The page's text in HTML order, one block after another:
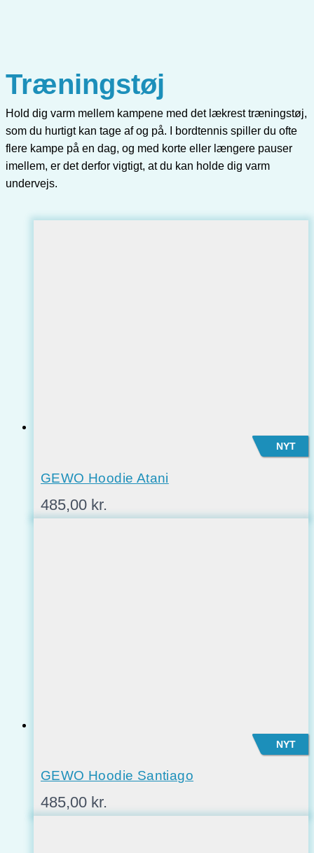
Træningstøj
Hold dig varm mellem kampene med det lækrest træningstøj,
som du hurtigt kan tage af og på. I bordtennis spiller du ofte
flere kampe på en dag, og med korte eller længere pauser
imellem, er det derfor vigtigt, at du kan holde dig varm
undervejs.
NYT
GEWO Hoodie Atani
485,00 kr.
NYT
GEWO Hoodie Santiago
485,00 kr.